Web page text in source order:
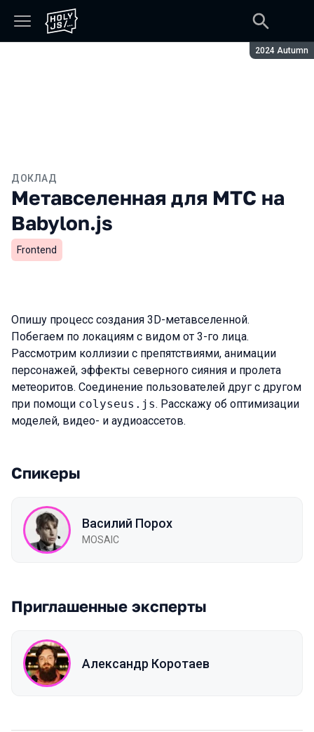
Сезон:
2024 Autumn
ДОКЛАД
Метавселенная для МТС на
Babylon.js
Frontend
Опишу процесс создания 3D-метавселенной.
Побегаем по локациям с видом от 3-го лица.
Рассмотрим коллизии с препятствиями, анимации
персонажей, эффекты северного сияния и пролета
метеоритов. Соединение пользователей друг с другом
при помощи colyseus.js. Расскажу об оптимизации
моделей, видео- и аудиоассетов.
Спикеры
Василий Порох
MOSAIC
Приглашенные эксперты
Александр Коротаев